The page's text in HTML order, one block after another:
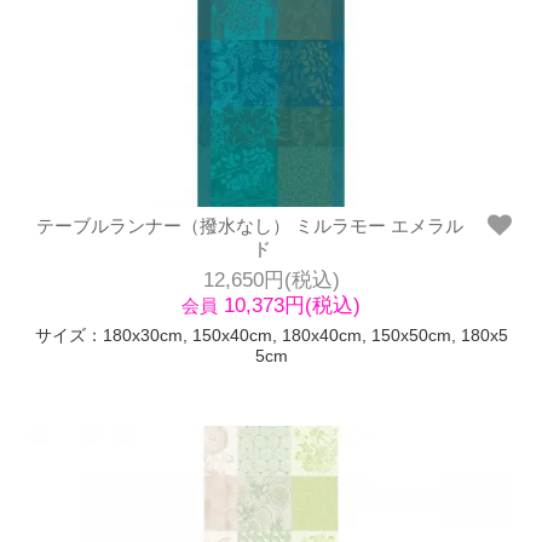
テーブルランナー（撥水なし） ミルラモー エメラル
ド
12,650円(税込)
会員 10,373円(税込)
サイズ：180x30cm, 150x40cm, 180x40cm, 150x50cm, 180x5
5cm